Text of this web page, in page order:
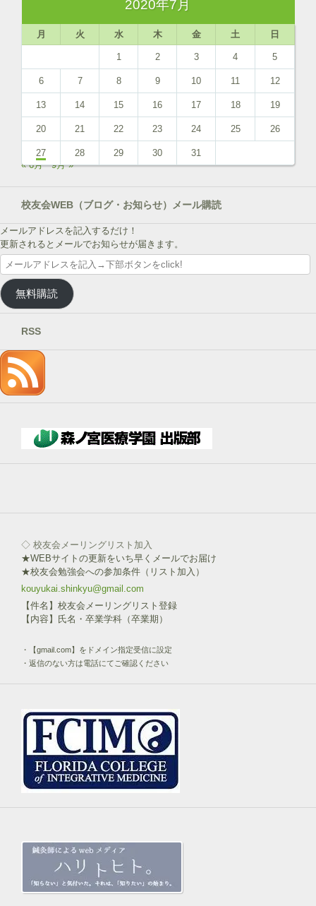
2020年7月
月 火 水 木 金 土 日
1 2 3 4 5
6 7 8 9 10 11 12
13 14 15 16 17 18 19
20 21 22 23 24 25 26
27 28 29 30
31
« 6月
9月 »
校友会WEB（ブログ・お知らせ）メール購読
メールアドレスを記入するだけ！
更新されるとメールでお知らせが届きます。
ー
ル
ア
ド
を
記
入
→
ン
無料購読
RSS
◇ 校友会メーリングリスト加入
★WEBサイトの更新をいち早くメールでお届け
★校友会勉強会への参加条件（リスト加入）
kouyukai.shinkyu@gmail.com
【件名】校友会メーリングリスト登録
【内容】氏名・卒業学科（卒業期）
・【gmail.com】をドメイン指定受信に設定
・返信のない方は電話にてご確認ください